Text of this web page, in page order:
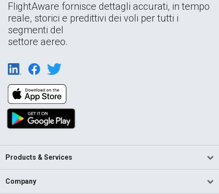
FlightAware fornisce dettagli accurati, in tempo
reale, storici e predittivi dei voli per tutti i
segmenti del
settore aereo.
Products & Services
Company